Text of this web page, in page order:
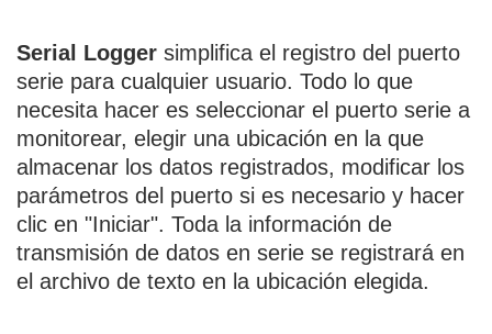
Serial Logger simplifica el registro del puerto
serie para cualquier usuario. Todo lo que
necesita hacer es seleccionar el puerto serie a
monitorear, elegir una ubicación en la que
almacenar los datos registrados, modificar los
parámetros del puerto si es necesario y hacer
clic en "Iniciar". Toda la información de
transmisión de datos en serie se registrará en
el archivo de texto en la ubicación elegida.